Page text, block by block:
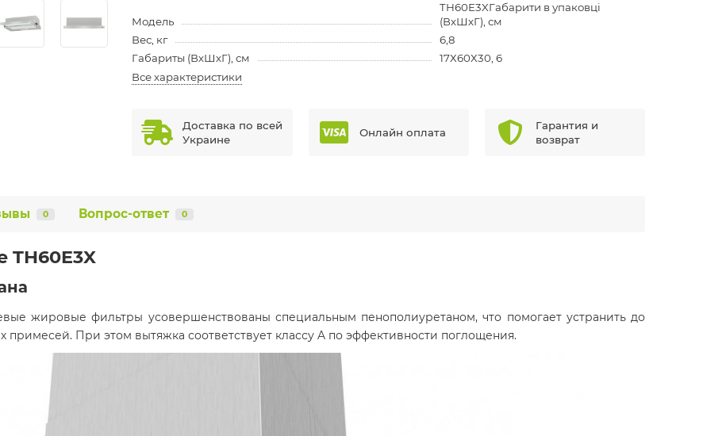
Модель
TH60E3XГабарити в упаковці
(ВхШхГ), см
Вес, кг
6,8
Габариты (ВхШхГ), см
17Х60Х30, 6
Все характеристики
Доставка по всей
Украине
Онлайн оплата
Гарантия и
возврат
0 Вопрос-ответ 0
TH60E3X
жировые фильтры усовершенствованы специальным пенополиуретаном, что помогает устранить до
примесей. При этом вытяжка соответствует классу A по эффективности поглощения.